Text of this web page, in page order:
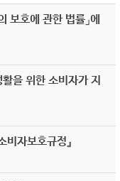
보호에 관한 법률」에
활을 위한 소비자가 지
비자보호규정』